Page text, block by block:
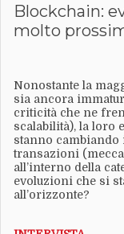
Blockchain:
molto
Nonostante la
sia ancora
criticità che ne
scalabilità), la loro
stanno
transazioni
all’interno della
evoluzioni che si
all’orizzonte?